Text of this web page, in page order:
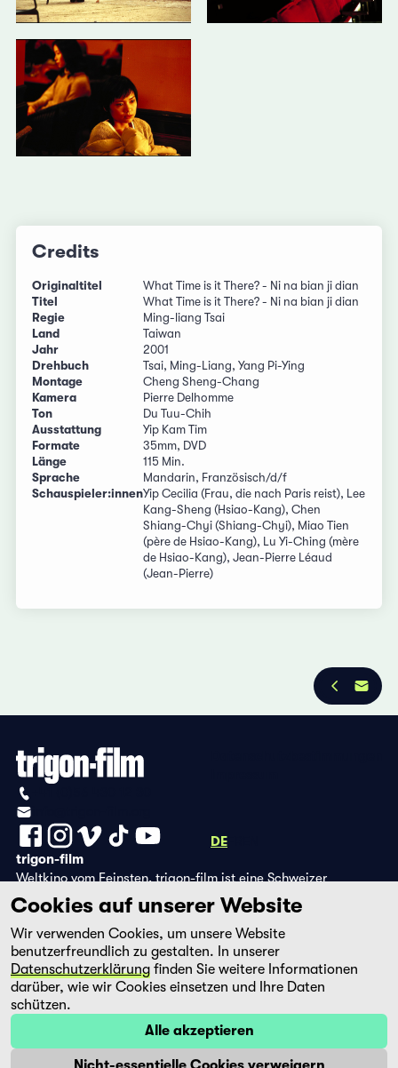
Credits
Originaltitel
What Time is it There? - Ni na bian ji dian
Titel
What Time is it There? - Ni na bian ji dian
Regie
Ming-liang Tsai
Land
Taiwan
Jahr
2001
Drehbuch
Tsai, Ming-Liang, Yang Pi-Ying
Montage
Cheng Sheng-Chang
Kamera
Pierre Delhomme
Ton
Du Tuu-Chih
Ausstattung
Yip Kam Tim
Formate
35mm, DVD
Länge
115 Min.
Sprache
Mandarin, Französisch/d/f
Schauspieler:innenYip Cecilia (Frau, die nach Paris reist), Lee
Kang-Sheng (Hsiao-Kang), Chen
Shiang-Chyi (Shiang-Chyi), Miao Tien
(père de Hsiao-Kang), Lu Yi-Ching (mère
de Hsiao-Kang), Jean-Pierre Léaud
(Jean-Pierre)
DE
trigon-film
Weltkino vom Feinsten. trigon-film ist eine Schweizer
Filmstiftung, die seit 1988 sorgfältig ausgewählte Filme aus
Lateinamerika, Asien, Afrika und dem östlichen Europa im
Kino herausbringt und eine eigene DVD-Edition sowie die
Streaming-Plattform filmingo betreibt.
Cookies auf unserer Website
Wir verwenden Cookies, um unsere Website
benutzerfreundlich zu gestalten. In unserer
Datenschutzerklärung finden Sie weitere Informationen
darüber, wie wir Cookies einsetzen und Ihre Daten
schützen.
Alle akzeptieren